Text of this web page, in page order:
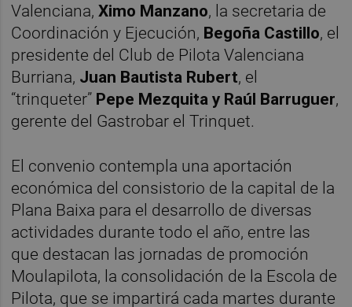
Valenciana,Ximo Manzano, la secretaria de
Coordinación y Ejecución, Begoña Castillo, el
presidente del Club de Pilota Valenciana
Burriana, Juan Bautista Rubert, el
“trinqueter” Pepe Mezquita y Raúl Barruguer,
gerente del Gastrobar el Trinquet.
El convenio contempla una aportación
económica del consistorio de la capital de la
Plana Baixa para el desarrollo de diversas
actividades durante todo el año, entre las
que destacan las jornadas de promoción
Moulapilota, la consolidación de la Escola de
Pilota, que se impartirá cada martes durante